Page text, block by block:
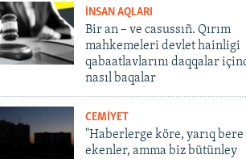
İNSAN AQLARI
Bir an – ve casussıñ. Qırım
mahkemeleri devlet hainligi
qabaatlavlarını daqqalar
nasıl baqalar
CEMİYET
"Haberlerge köre, yarıq bere
ekenler, amma biz bütünley